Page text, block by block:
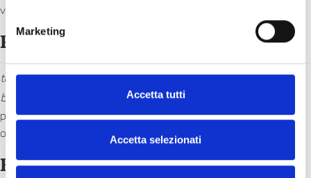
Marketing
Accetta tutti
Accetta selezionati
vegetables caponata
Panna cotta
topping a scelta: caramello, cioccolato o frutti di
bosco
panna cotta with topping of your choice: caramel, chocolate
or berries
Birramisù +2€